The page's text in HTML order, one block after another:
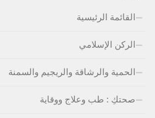
القائمة الرئيسية
الركن الإسلامي
الحمية والرشاقة والريجيم والسمنة
صحتكِ : طب وعلاج ووقاية